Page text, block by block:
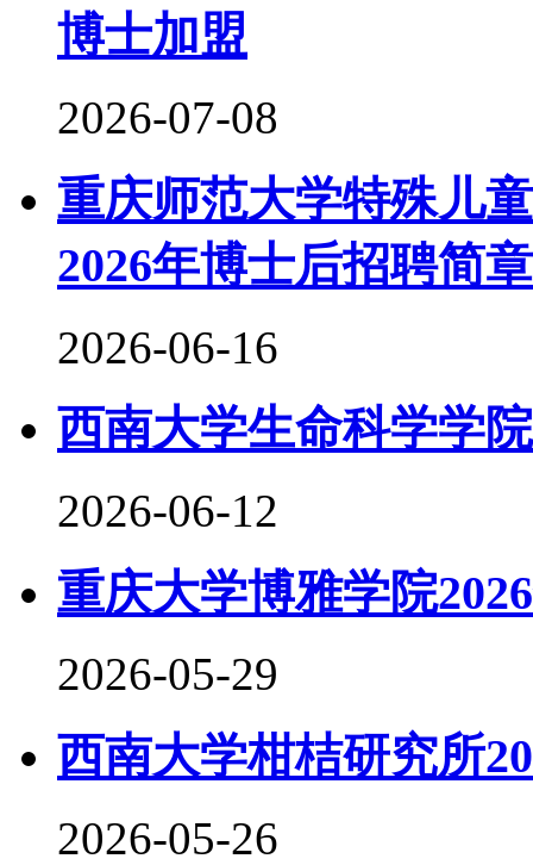
博士加盟
2026-07-08
重庆师范大学特殊儿
2026年博士后招聘简章
2026-06-16
西南大学生命科学学
2026-06-12
重庆大学博雅学院
2026-05-29
西南大学柑桔研究所
2026-05-26